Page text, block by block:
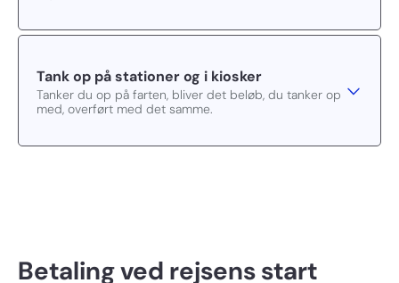
Tank op på stationer og i kiosker
Tanker du op på farten, bliver det beløb, du tanker op
med, overført med det samme.
Betaling ved rejsens start